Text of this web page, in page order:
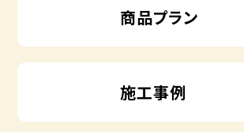
商品プラン
施工事例